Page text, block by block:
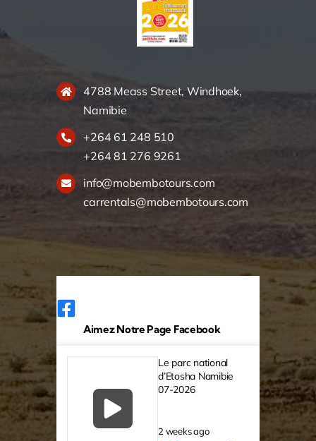
4788 Meass Street, Windhoek,
Namibie
+264 61 248 510
+264 81 276 9261
info@mobembotours.com
carrentals@mobembotours.com
Aimez Notre Page Facebook
Le parc national
d’Etosha Namibie
07-2026
2 weeks ago